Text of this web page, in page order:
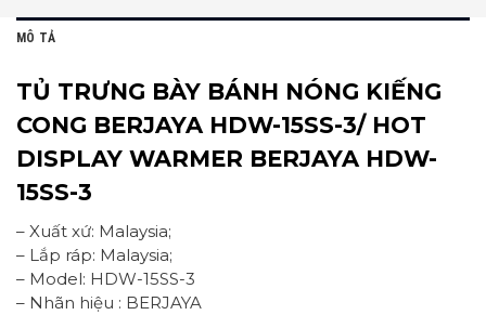
MÔ TẢ
TỦ TRƯNG BÀY BÁNH NÓNG KIẾNG
CONG BERJAYA HDW-15SS-3/ HOT
DISPLAY WARMER BERJAYA HDW-
15SS-3
– Xuất xứ: Malaysia;
– Lắp ráp: Malaysia;
– Model: HDW-15SS-3
– Nhãn hiệu : BERJAYA